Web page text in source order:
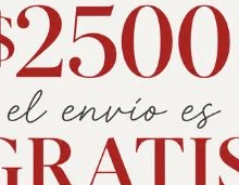
Cable de carga
Con Luz Led - Azul
$ 1.912 $ 2.390